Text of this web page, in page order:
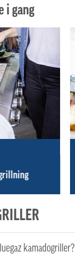
i gang
kamadogriller?